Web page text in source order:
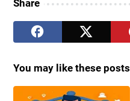
Share
You may like these posts